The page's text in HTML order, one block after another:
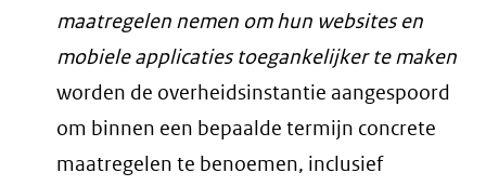
maatregelen nemen om hun websites en
mobiele applicaties toegankelijker te maken
worden de overheidsinstantie aangespoord
om binnen een bepaalde termijn concrete
maatregelen te benoemen, inclusief